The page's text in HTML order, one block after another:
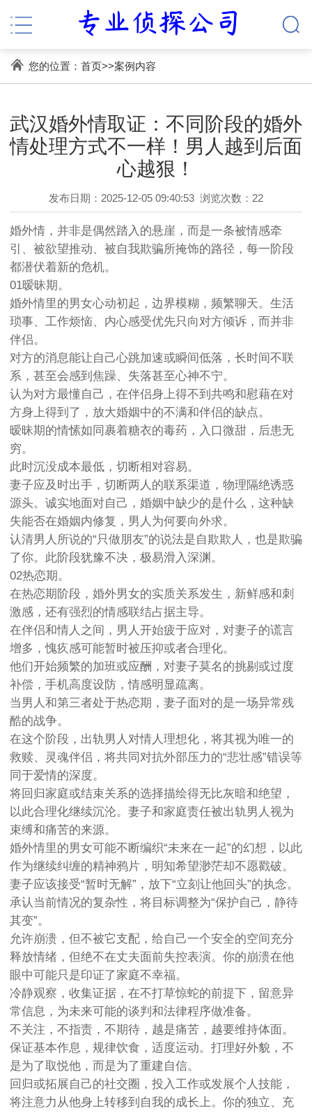
您的位置： 首页>>案例内容
武汉婚外情取证：不同阶段的婚外
情处理方式不一样！男人越到后面
心越狠！
发布日期：2025-12-05 09:40:53 浏览次数：22
婚外情，并非是偶然踏入的悬崖，而是一条被情感牵
引、被欲望推动、被自我欺骗所掩饰的路径，每一阶段
都潜伏着新的危机。
01暧昧期。
婚外情里的男女心动初起，边界模糊，频繁聊天。生活
琐事、工作烦恼、内心感受优先只向对方倾诉，而并非
伴侣。
对方的消息能让自己心跳加速或瞬间低落，长时间不联
系，甚至会感到焦躁、失落甚至心神不宁。
认为对方最懂自己，在伴侣身上得不到共鸣和慰藉在对
方身上得到了，放大婚姻中的不满和伴侣的缺点。
暧昧期的情愫如同裹着糖衣的毒药，入口微甜，后患无
穷。
此时沉没成本最低，切断相对容易。
妻子应及时出手，切断两人的联系渠道，物理隔绝诱惑
源头。诚实地面对自己，婚姻中缺少的是什么，这种缺
失能否在婚姻内修复，男人为何要向外求。
认清男人所说的“只做朋友”的说法是自欺欺人，也是欺骗
了你。此阶段犹豫不决，极易滑入深渊。
02热恋期。
在热恋期阶段，婚外男女的实质关系发生，新鲜感和刺
激感，还有强烈的情感联结占据主导。
在伴侣和情人之间，男人开始疲于应对，对妻子的谎言
增多，愧疚感可能暂时被压抑或者合理化。
他们开始频繁的加班或应酬，对妻子莫名的挑剔或过度
补偿，手机高度设防，情感明显疏离。
当男人和第三者处于热恋期，妻子面对的是一场异常残
酷的战争。
在这个阶段，出轨男人对情人理想化，将其视为唯一的
救赎、灵魂伴侣，将共同对抗外部压力的“悲壮感”错误等
同于爱情的深度。
将回归家庭或结束关系的选择描绘得无比灰暗和绝望，
以此合理化继续沉沦。妻子和家庭责任被出轨男人视为
束缚和痛苦的来源。
婚外情里的男女可能不断编织“未来在一起”的幻想，以此
作为继续纠缠的精神鸦片，明知希望渺茫却不愿戳破。
妻子应该接受“暂时无解”，放下“立刻让他回头”的执念。
承认当前情况的复杂性，将目标调整为“保护自己，静待
其变”。
允许崩溃，但不被它支配，给自己一个安全的空间充分
释放情绪，但绝不在丈夫面前失控表演。你的崩溃在他
眼中可能只是印证了家庭不幸福。
冷静观察，收集证据，在不打草惊蛇的前提下，留意异
常信息，为未来可能的谈判和法律程序做准备。
不关注，不指责，不期待，越是痛苦，越要维持体面。
保证基本作息，规律饮食，适度运动。打理好外貌，不
是为了取悦他，而是为了重建自信。
回归或拓展自己的社交圈，投入工作或发展个人技能，
将注意力从他身上转移到自我的成长上。你的独立、充